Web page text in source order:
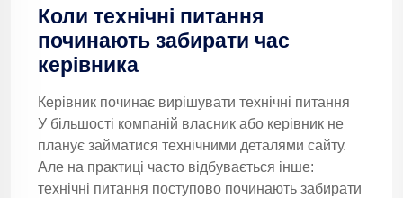
Коли технічні питання
починають забирати час
керівника
Керівник починає вирішувати технічні питання
У більшості компаній власник або керівник не
планує займатися технічними деталями сайту.
Але на практиці часто відбувається інше:
технічні питання поступово починають забирати